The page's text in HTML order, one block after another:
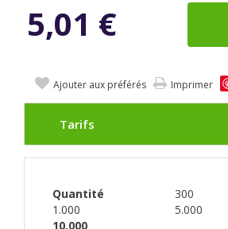
5,01 €
Ajouter aux préférés Imprimer
Tarifs
Quantité
300
1.000
5.000
10.000